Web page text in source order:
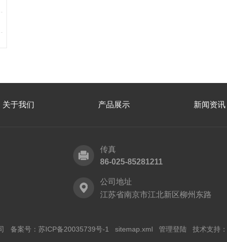
关于我们 产品展示 新闻资讯
传真
86-025-85281211
公司地址
江苏省南京市江北新区柳州东路
备案号： 苏ICP备20035739号-1 sitemap.xml 管理登陆 技术支持：